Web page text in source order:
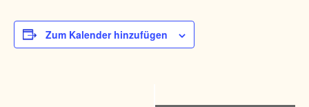
Zum Kalender hinzufügen